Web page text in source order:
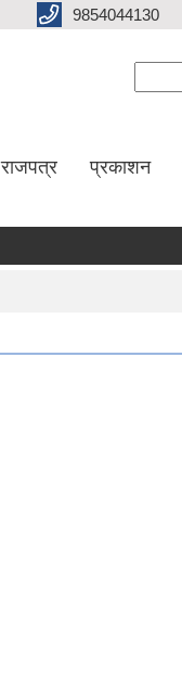
9854044130
राजपत्र प्रकाशन